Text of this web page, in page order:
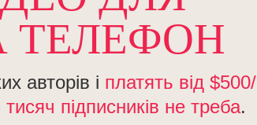
авторів і платять від $500/
тисяч підписників не треба.
ТЕЛЕФОН